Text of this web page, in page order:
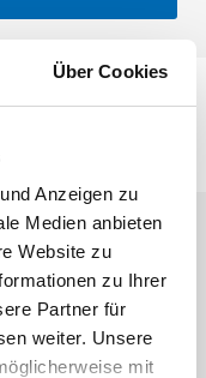
Über Cookies
Anzeigen zu
Medien anbieten
Website zu
zu Ihrer
Partner für
weiter. Unsere
mit